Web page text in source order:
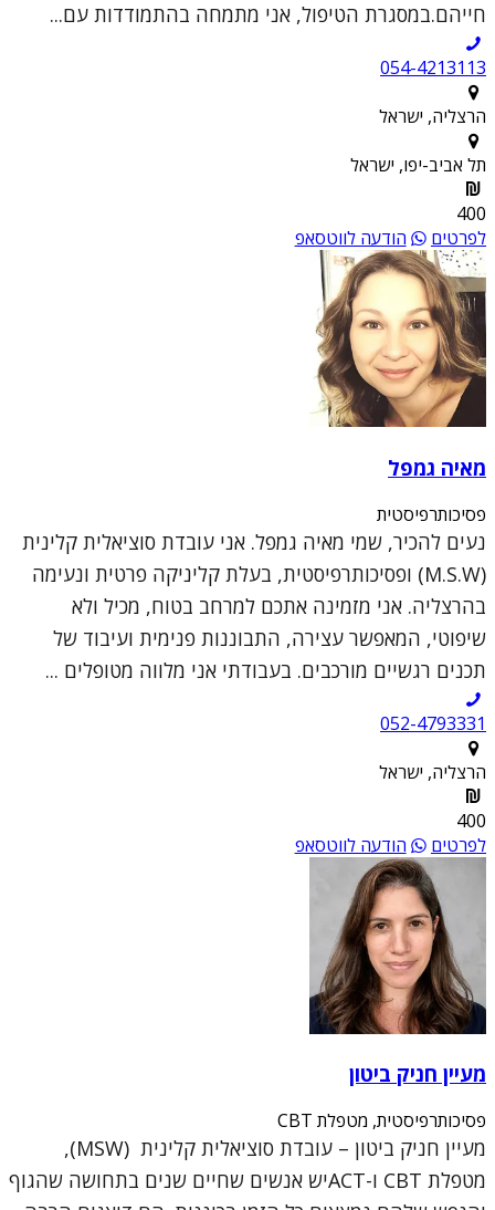
חייהם.במסגרת הטיפול, אני מתמחה בהתמודדות עם...
054-4213113
הרצליה, ישראל
תל אביב-יפו, ישראל
400
לפרטים
הודעה לווטסאפ
מאיה גמפל
פסיכותרפיסטית
נעים להכיר, שמי מאיה גמפל. אני עובדת סוציאלית קלינית
(M.S.W) ופסיכותרפיסטית, בעלת קליניקה פרטית ונעימה
בהרצליה. אני מזמינה אתכם למרחב בטוח, מכיל ולא
שיפוטי, המאפשר עצירה, התבוננות פנימית ועיבוד של
תכנים רגשיים מורכבים. בעבודתי אני מלווה מטופלים ...
052-4793331
הרצליה, ישראל
400
לפרטים
הודעה לווטסאפ
מעיין חניק ביטון
פסיכותרפיסטית, מטפלת CBT
מעיין חניק ביטון – עובדת סוציאלית קלינית (MSW),
מטפלת CBT ו-ACTיש אנשים שחיים שנים בתחושה שהגוף